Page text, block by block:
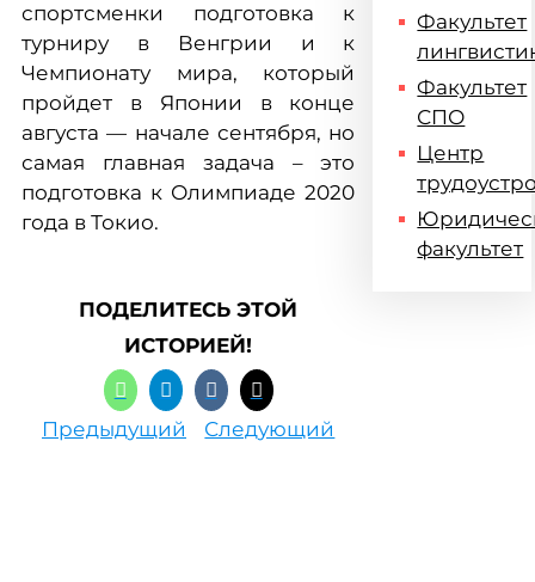
спортсменки подготовка к
турниру в Венгрии и к
Чемпионату мира, который
пройдет в Японии в конце
августа — начале сентября, но
самая главная задача – это
подготовка к Олимпиаде 2020
года в Токио.
ПОДЕЛИТЕСЬ ЭТОЙ
ИСТОРИЕЙ!
Предыдущий Следующий
Факультет
Факультет
СПО
Центр
факультет